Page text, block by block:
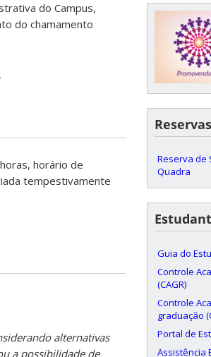
do Campus,
do chamamento
horário de
tempestivamente
alternativas
a possibilidade de
Reservas
Reserva de
Quadra
Guia do
Controle
(CAGR)
Controle
graduação
Portal de
Assistência